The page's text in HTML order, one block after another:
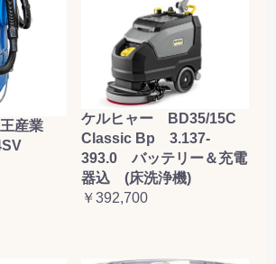
王産業
ケルヒャー BD35/15C
Classic Bp 3.137-
393.0 バッテリー＆充電
器込 (床洗浄機)
￥392,700